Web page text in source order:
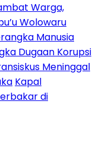
Warga,
Wolowaru
Manusia
Dugaan Korupsi
Meninggal
Kapal
di